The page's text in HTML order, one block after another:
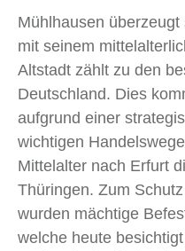
Mühlhausen
mit seinem
Altstadt zählt zu den
Deutschland. Dies
aufgrund einer
wichtigen
Mittelalter nach Erfurt
Thüringen. Zum
wurden mächtige
welche heute